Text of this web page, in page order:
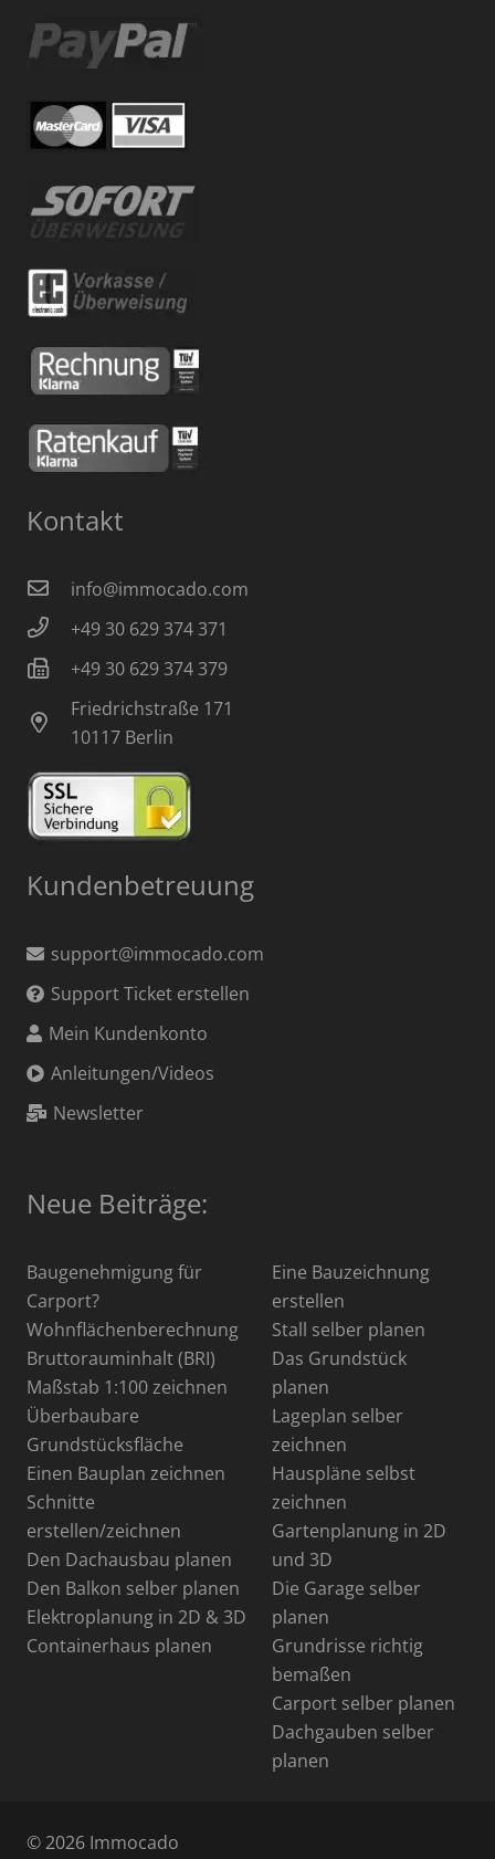
Kontakt
info@immocado.com
+49 30 629 374 371
+49 30 629 374 379
Friedrichstraße 171
10117 Berlin
Kundenbetreuung
support@immocado.com
Support Ticket erstellen
Mein Kundenkonto
Anleitungen/Videos
Newsletter
Neue Beiträge:
Baugenehmigung für
Carport?
Wohnflächenberechnung
Bruttorauminhalt (BRI)
Maßstab 1:100 zeichnen
Überbaubare
Grundstücksfläche
Einen Bauplan zeichnen
Schnitte
erstellen/zeichnen
Den Dachausbau planen
Den Balkon selber planen
Elektroplanung in 2D & 3D
Containerhaus planen
Eine Bauzeichnung
erstellen
Stall selber planen
Das Grundstück
planen
Lageplan selber
zeichnen
Hauspläne selbst
zeichnen
Gartenplanung in 2D
und 3D
Die Garage selber
planen
Grundrisse richtig
bemaßen
Carport selber planen
Dachgauben selber
planen
© 2026 Immocado